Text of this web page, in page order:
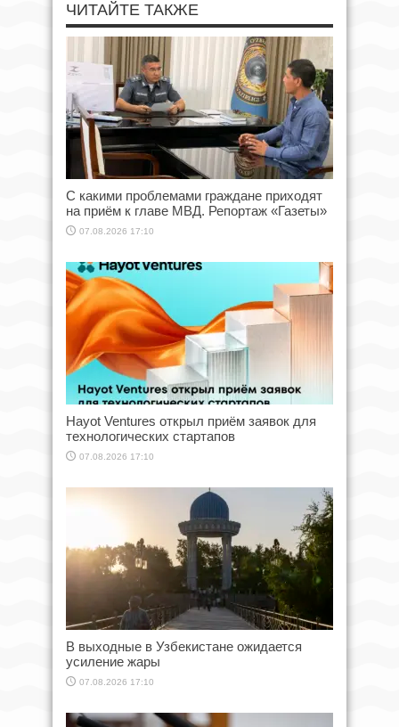
ЧИТАЙТЕ ТАКЖЕ
С какими проблемами граждане приходят
на приём к главе МВД. Репортаж «Газеты»
07.08.2026 17:10
Hayot Ventures открыл приём заявок для
технологических стартапов
07.08.2026 17:10
В выходные в Узбекистане ожидается
усиление жары
07.08.2026 17:10